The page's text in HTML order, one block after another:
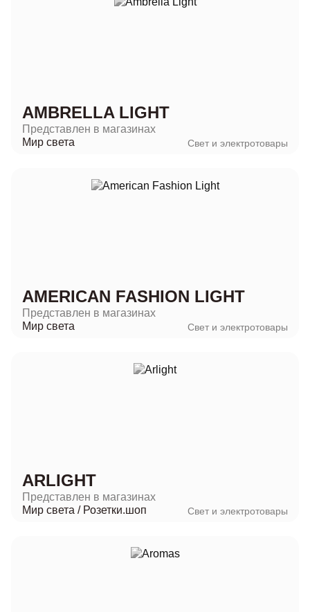
AMBRELLA LIGHT
Представлен в магазинах
Мир света
Свет и электротовары
AMERICAN FASHION LIGHT
Представлен в магазинах
Мир света
Свет и электротовары
ARLIGHT
Представлен в магазинах
Мир света / Розетки.шоп Свет и электротовары